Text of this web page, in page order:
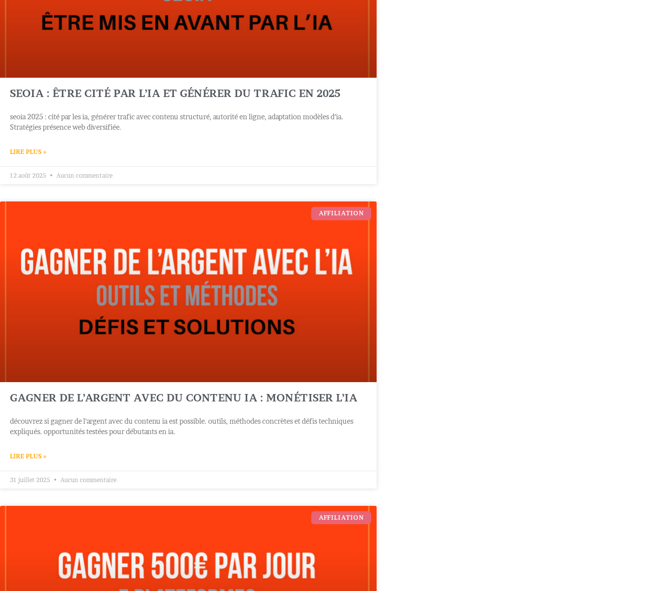
SEOIA : ÊTRE CITÉ PAR L’IA ET GÉNÉRER DU TRAFIC EN 2025
seoia 2025 : cité par les ia, générer trafic avec contenu structuré, autorité en ligne, adaptation modèles d’ia.
Stratégies présence web diversifiée.
LIRE PLUS »
12 août 2025 Aucun commentaire
AFFILIATION
GAGNER DE L’ARGENT AVEC DU CONTENU IA : MONÉTISER L’IA
découvrez si gagner de l’argent avec du contenu ia est possible. outils, méthodes concrètes et défis techniques
expliqués. opportunités testées pour débutants en ia.
LIRE PLUS »
31 juillet 2025 Aucun commentaire
AFFILIATION